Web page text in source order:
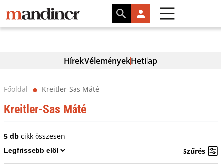
HírekVéleményekHetilap
Főoldal ⬤ Kreitler-Sas Máté
Kreitler-Sas Máté
5 dbcikk összesen
Szűrés